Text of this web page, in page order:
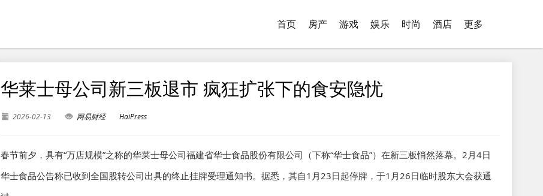
首页 房产 游戏 娱乐 时尚 酒店 更多
华莱士母公司新三板退市 疯狂扩张下的食安隐忧
2026-02-13 网易财经 HaiPress
春节前夕，具有“万店规模”之称的华莱士母公司福建省华士食品股份有限公司（下称“华士食品”）在新三板悄然落幕。2月4日
华士食品公告称已收到全国股转公司出具的终止挂牌受理通知书。据悉，其自1月23日起停牌，于1月26日临时股东大会获通